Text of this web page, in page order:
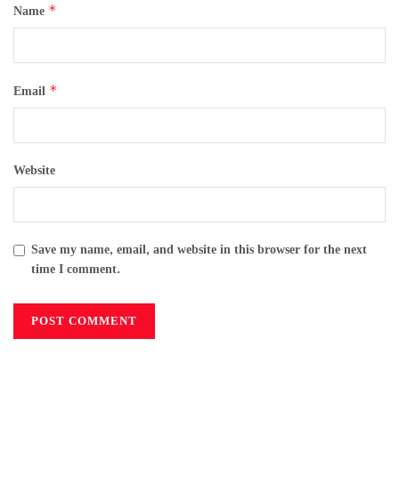
Name *
Email *
Website
Save my name, email, and website in this browser for the next
time I comment.